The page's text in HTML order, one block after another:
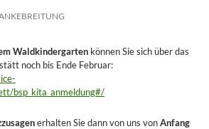
Waldkindergarten können Sie sich über das
noch bis Ende Februar:
bsp_kita_anmeldung#/
erhalten Sie dann von uns vonAnfang